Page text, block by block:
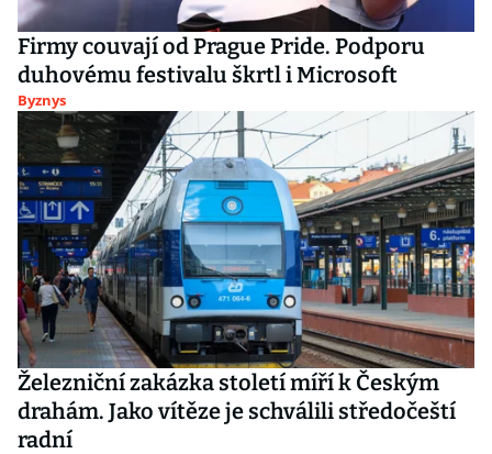
Firmy couvají od Prague Pride. Podporu
duhovému festivalu škrtl i Microsoft
Byznys
Železniční zakázka století míří k Českým
drahám. Jako vítěze je schválili středočeští
radní